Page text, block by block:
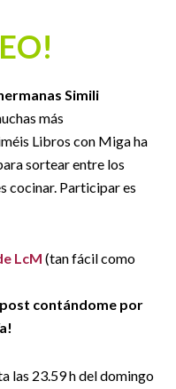
Simili
más
Libros con Miga ha
sortear entre los
cocinar. Participar es
LcM (tan fácil como
contándome por
las 23.59 h del domingo